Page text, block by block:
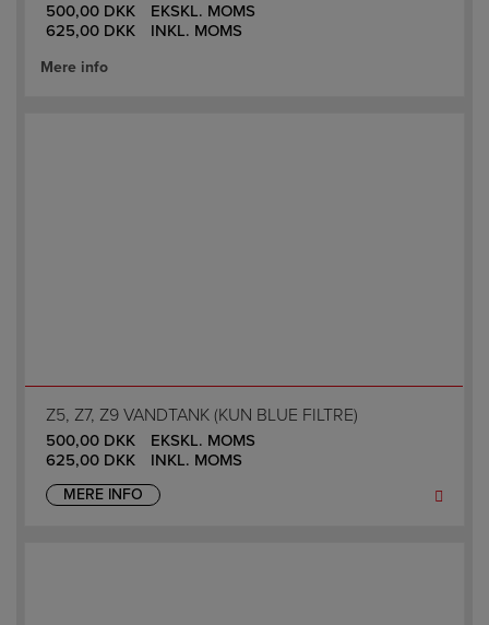
500,00 DKK
EKSKL. MOMS
625,00 DKK INKL. MOMS
Mere info
Z5, Z7, Z9 VANDTANK (KUN BLUE FILTRE)
500,00 DKK
EKSKL. MOMS
625,00 DKK INKL. MOMS
MERE INFO